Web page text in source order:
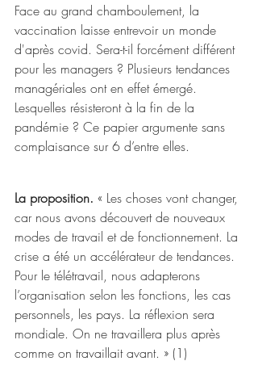
Face au grand chamboulement, la
vaccination laisse entrevoir un monde
d'après covid. Sera-t-il forcément différent
pour les managers ? Plusieurs tendances
managériales ont en effet émergé.
Lesquelles résisteront à la fin de la
pandémie ? Ce papier argumente sans
complaisance sur 6 d’entre elles.
La proposition. « Les choses vont changer,
car nous avons découvert de nouveaux
modes de travail et de fonctionnement. La
crise a été un accélérateur de tendances.
Pour le télétravail, nous adapterons
l’organisation selon les fonctions, les cas
personnels, les pays. La réflexion sera
mondiale. On ne travaillera plus après
comme on travaillait avant. » (1)